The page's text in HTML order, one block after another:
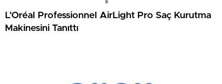
L’Oréal Professionnel AirLight Pro Saç Kurutma
Makinesini Tanıttı